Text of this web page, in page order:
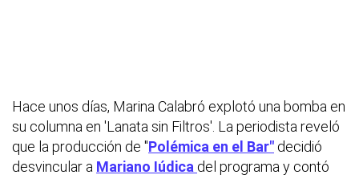
Hace unos días, Marina Calabró explotó una bomba en
su columna en 'Lanata sin Filtros'. La periodista reveló
que la producción de "Polémica en el Bar" decidió
desvincular a Mariano Iúdica del programa y contó